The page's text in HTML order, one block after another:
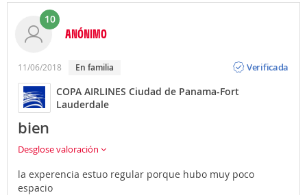
10
ANÓNIMO
11/06/2018 En familia
Verificada
COPA AIRLINES Ciudad de Panama-Fort
Lauderdale
bien
Desglose valoración
la experencia estuo regular porque hubo muy poco
espacio